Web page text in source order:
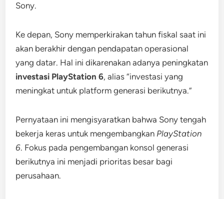
Sony.
Ke depan, Sony memperkirakan tahun fiskal saat ini
akan berakhir dengan pendapatan operasional
yang datar. Hal ini dikarenakan adanya peningkatan
investasi PlayStation 6, alias “investasi yang
meningkat untuk platform generasi berikutnya.”
Pernyataan ini mengisyaratkan bahwa Sony tengah
bekerja keras untuk mengembangkan PlayStation
6. Fokus pada pengembangan konsol generasi
berikutnya ini menjadi prioritas besar bagi
perusahaan.